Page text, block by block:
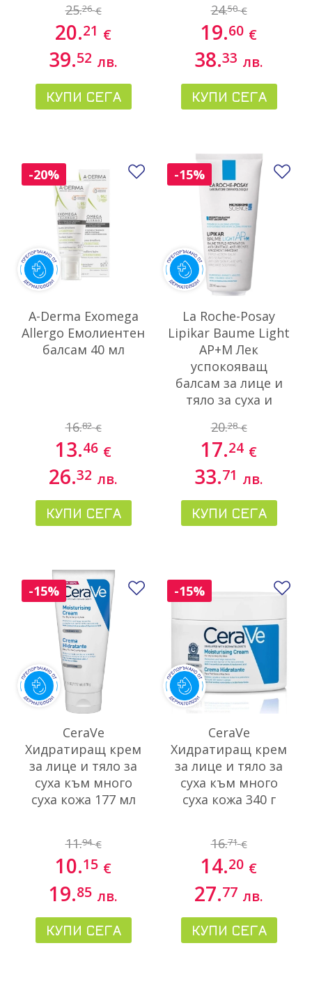
25.26 €
20.21 €
39.52 лв.
КУПИ СЕГА
24.50 €
19.60 €
38.33 лв.
КУПИ СЕГА
A-Derma Exomega
Allergo Емолиентен
балсам 40 мл
16.82 €
13.46 €
26.32 лв.
КУПИ СЕГА
-20% Добави в любими
La Roche-Posay
Lipikar Baume Light
AP+M Лек
успокояващ
балсам за лице и
тяло за суха и
против сърбеж,
200 мл
20.28 €
17.24 €
33.71 лв.
КУПИ СЕГА
-15%
CeraVe
Хидратиращ крем
за лице и тяло за
суха към много
суха кожа 177 мл
11.94 €
10.15 €
19.85 лв.
КУПИ СЕГА
-15% Добави в любими
CeraVe
Хидратиращ крем
за лице и тяло за
суха към много
суха кожа 340 г
16.71 €
14.20 €
27.77 лв.
КУПИ СЕГА
-15%